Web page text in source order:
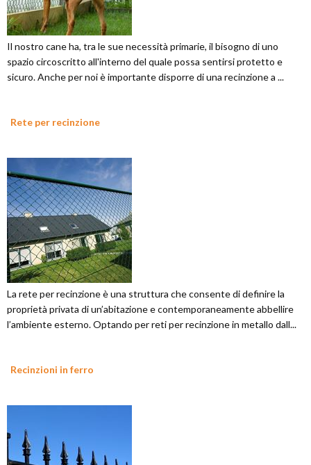
Il nostro cane ha, tra le sue necessità primarie, il bisogno di uno
spazio circoscritto all'interno del quale possa sentirsi protetto e
sicuro. Anche per noi è importante disporre di una recinzione a ...
Rete per recinzione
La rete per recinzione è una struttura che consente di definire la
proprietà privata di un’abitazione e contemporaneamente abbellire
l’ambiente esterno. Optando per reti per recinzione in metallo dall...
Recinzioni in ferro